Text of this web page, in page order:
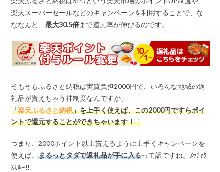
楽天スーパーセールなどのキャンペーンを利用することで、な
ななんと、最大30.5倍まで還元率が伸びるのです。
そもそもふるさと納税は実質負担2000円で、いろんな地域の返
礼品が貰えちゃう神制度なんですが、
「楽天ふるさと納税」を上手く使えば、この2000円ですらポイ
ントで還元することができちゃいます！！
つまり、2000ポイント以上貰えるように上手くキャンペーンを
使えば、まるっとタダで返礼品が手に入るって訳ですね。ﾒｯﾁｬﾀ
ｽｶﾙ–!!